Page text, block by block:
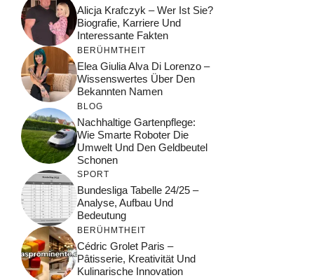
Alicja Krafczyk – Wer Ist Sie?
Biografie, Karriere Und
Interessante Fakten
BERÜHMTHEIT
Elea Giulia Alva Di Lorenzo –
Wissenswertes Über Den
Bekannten Namen
BLOG
Nachhaltige Gartenpflege:
Wie Smarte Roboter Die
Umwelt Und Den Geldbeutel
Schonen
SPORT
Bundesliga Tabelle 24/25 –
Analyse, Aufbau Und
Bedeutung
BERÜHMTHEIT
Cédric Grolet Paris –
Pâtisserie, Kreativität Und
Kulinarische Innovation